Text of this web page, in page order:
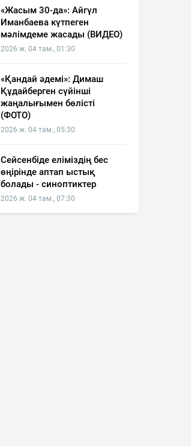
«Жасым 30-да»: Айгүл
Иманбаева күтпеген
мәлімдеме жасады (ВИДЕО)
2026 ж. 04 там., 01:30
«Қандай әдемі»: Димаш
Құдайберген сүйінші
жаңалығымен бөлісті
(ФОТО)
2026 ж. 04 там., 05:30
Сейсенбіде еліміздің бес
өңірінде аптап ыстық
болады - синоптиктер
2026 ж. 04 там., 07:30